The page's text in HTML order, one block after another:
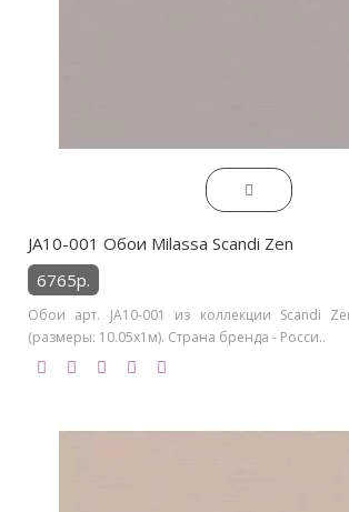
JA10-001 Обои Milassa Scandi Zen
6765р.
Обои арт. JA10-001 из коллекции Scandi
(размеры: 10.05х1м). Страна бренда - Росси..